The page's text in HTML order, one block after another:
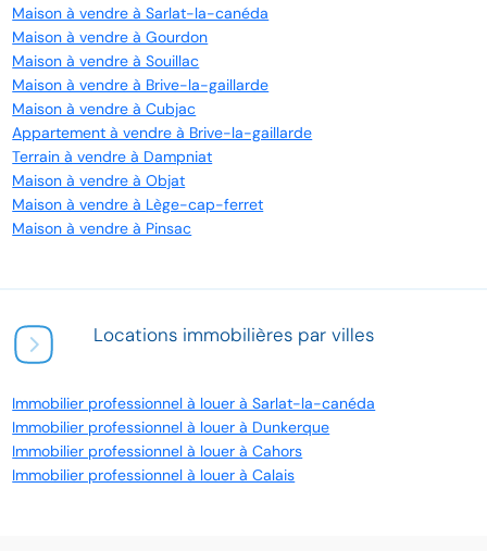
Maison à vendre à Sarlat-la-canéda
Maison à vendre à Gourdon
Maison à vendre à Souillac
Maison à vendre à Brive-la-gaillarde
Maison à vendre à Cubjac
Appartement à vendre à Brive-la-gaillarde
Terrain à vendre à Dampniat
Maison à vendre à Objat
Maison à vendre à Lège-cap-ferret
Maison à vendre à Pinsac
Locations immobilières par villes
Immobilier professionnel à louer à Sarlat-la-canéda
Immobilier professionnel à louer à Dunkerque
Immobilier professionnel à louer à Cahors
Immobilier professionnel à louer à Calais